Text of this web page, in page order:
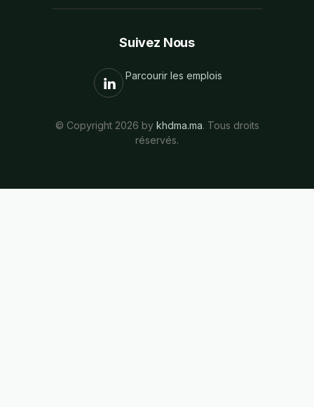
Suivez Nous
Parcourir les emplois
© Copyright 2026 by khdma.ma. Tous droits
réservés.